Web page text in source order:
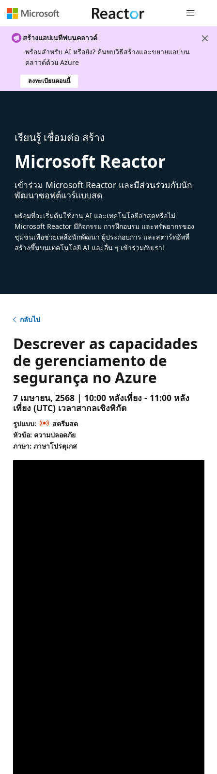
สร้างแอปเนทีฟบนคลาวด์
พร้อมสําหรับ AI หรือยัง? ค้นพบวิธีสร้างและขยายแอปบน
คลาวด์ด้วย Azure
ลงทะเบียนตอนนี้
เรียนรู้ เชื่อมต่อ สร้าง
Microsoft Reactor
เข้าร่วม Microsoft Reactor และมีส่วนร่วมกับนัก
พัฒนาซอฟต์แวร์แบบสด
พร้อมที่จะเริ่มต้นใช้งาน AI และเทคโนโลยีล่าสุดหรือไม่
Microsoft Reactor มีกิจกรรม การฝึกอบรม และทรัพยากรของ
ชุมชนเพื่อช่วยเหลือนักพัฒนา ผู้ประกอบการ และสตาร์ทอัพที่
สร้างขึ้นบนเทคโนโลยี AI และอื่น ๆ เข้าร่วมกับเรา!
กลับไป
Descrever as capacidades
de gerenciamento de
segurança no Azure
7 เมษายน, 2568 | 10:00 หลังเที่ยง - 11:00 หลัง
เที่ยง (UTC) เวลาสากลเชิงพิกัด
รูปแบบ:
สตรีมสด
หัวข้อ: ความปลอดภัย
ภาษา: ภาษาโปรตุเกส